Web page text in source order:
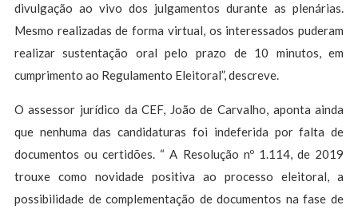
divulgação ao vivo dos julgamentos durante as plenárias.
Mesmo realizadas de forma virtual, os interessados puderam
realizar sustentação oral pelo prazo de 10 minutos, em
cumprimento ao Regulamento Eleitoral”, descreve.
O assessor jurídico da CEF, João de Carvalho, aponta ainda
que nenhuma das candidaturas foi indeferida por falta de
documentos ou certidões. “ A Resolução nº 1.114, de 2019
trouxe como novidade positiva ao processo eleitoral, a
possibilidade de complementação de documentos na fase de